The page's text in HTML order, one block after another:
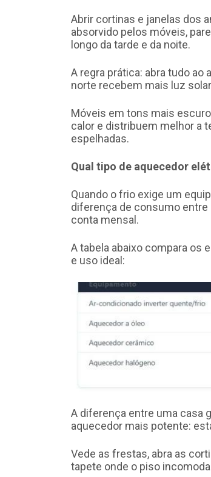
Abrir cortinas e janelas dos
absorvido pelos móveis,
longo da tarde e da noite.
A regra prática: abra tudo
norte recebem mais luz
Móveis em tons mais
calor e distribuem melhor a
espelhadas.
Qual tipo de aquecedor
Quando o frio exige um
diferença de consumo
conta mensal.
A tabela abaixo compara os
e uso ideal:
A diferença entre uma casa
aquecedor mais potente:
Vede as frestas, abra as
tapete onde o piso